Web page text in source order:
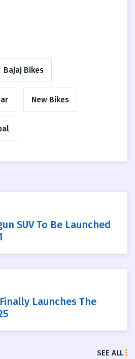
Bajaj Bikes
New Bikes
SUV To Be Launched
Launches The
SEE ALL